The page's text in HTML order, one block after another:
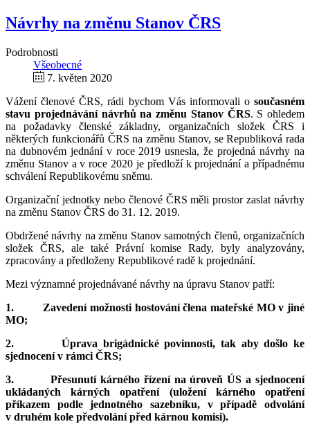
Návrhy na změnu Stanov ČRS
Podrobnosti
Všeobecné
7. květen 2020
Vážení členové ČRS, rádi bychom Vás informovali osoučasném
stavu projednávání návrhů na změnu Stanov ČRS. S ohledem
na požadavky členské základny, organizačních složek ČRS i
některých funkcionářů ČRS na změnu Stanov, se Republiková rada
na dubnovém jednání v roce 2019 usnesla, že projedná návrhy na
změnu Stanov a v roce 2020 je předloží k projednání a případnému
schválení Republikovému sněmu.
Organizační jednotky nebo členové ČRS měli prostor zaslat návrhy
na změnu Stanov ČRS do 31. 12. 2019.
Obdržené návrhy na změnu Stanov samotných členů, organizačních
složek ČRS, ale také Právní komise Rady, byly analyzovány,
zpracovány a předloženy Republikové radě k projednání.
Mezi významné projednávané návrhy na úpravu Stanov patří:
1. Zavedení možnosti hostování člena mateřské MO v jiné
MO;
2. Úprava brigádnické povinnosti, tak aby došlo ke
sjednocení v rámci ČRS;
3. Přesunutí kárného řízení na úroveň ÚS a sjednocení
ukládaných kárných opatření (uložení kárného opatření
příkazem podle jednotného sazebníku, v případě odvolání
v druhém kole předvolání před kárnou komisi).